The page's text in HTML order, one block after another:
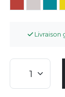
Livraison